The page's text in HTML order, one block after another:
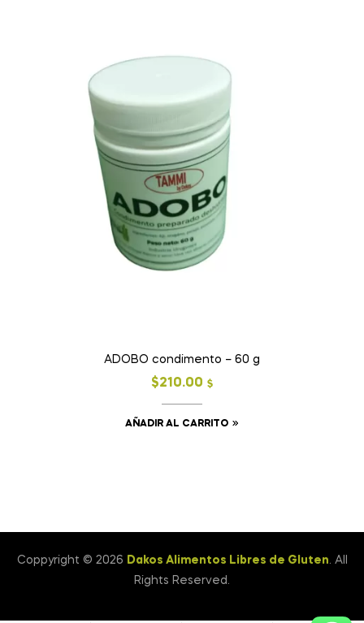
ADOBO condimento – 60 g
$210.00 $
AÑADIR AL CARRITO
Coppyright © 2026 Dakos Alimentos Libres de Gluten. All
Rights Reserved.